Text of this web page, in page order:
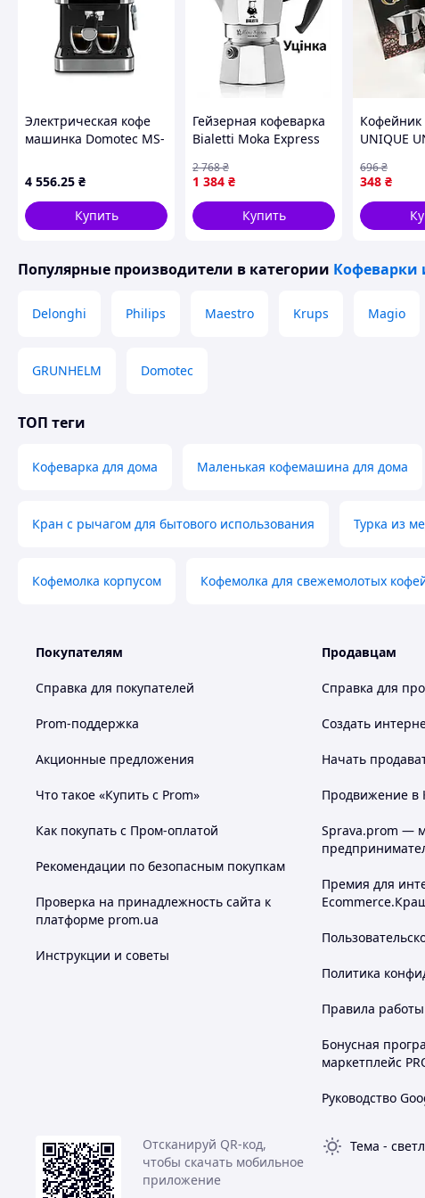
Новая стильная кофеварка Arcelik K 3300. Приготовит Вам
помощью одного нажатия кнопки. Гуща остается вместе с
компактная, отлично впишется в интерьер дома и офиса.
кнопкой без бака 670 Вт
Напруга - 220-240 Вольт
Без бака для води
Вес 1,9 кг
Мірна ложка в комплекті
Гарантия - 12 месяцев.
Габаритные размеры кофеварки автоматической для
Высота 23,7 см
Глубина 17,9 см
Ширина 15.7 см
💫 Влюбитесь в полезные мелочи для комфорта!
ассортимент — найдите своего фаворита сегодня ☕✨
Электрическая кофе
машинка Domotec MS-
кофеварка, размер
резервуара для воды
1.6 л.
4 556.25 ₴
Купить
Гейзерная кофеварка
Bialetti Moka Express
уникальным дизайном
и качеством
1 384 ₴
2 768₴
Купить
Кофейник
UNIQUE
кофеварка
348 ₴
696₴
Популярные производители в категории
Delonghi Philips Maestro Krups Magio
GRUNHELM Domotec
ТОП теги
Кофеварка для дома Маленькая кофемашина для дома
Кран с рычагом для бытового использования Турка из
Кофемолка корпусом Кофемолка для свежемолотых
Покупателям
Справка для покупателей
Prom-поддержка
Акционные предложения
Что такое «Купить с Prom»
Как покупать с Пром-оплатой
Рекомендации по безопасным покупкам
Проверка на принадлежность сайта к
платформе prom.ua
Инструкции и советы
Продавцам
Справка для
Создать
Начать
Продвижение в
Sprava.prom —
Премия для
Политика
Правила
Бонусная
маркетплейс
Руководство
Отсканируй QR-код,
чтобы скачать мобильное
приложение
Тема -